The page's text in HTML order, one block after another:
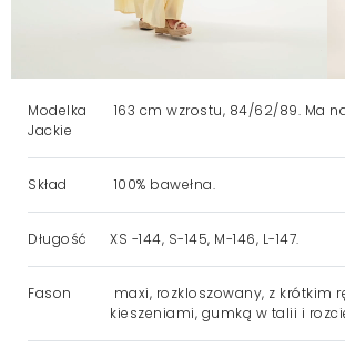
Modelka
Jackie
163 cm wzrostu, 84/62/89. Ma
Skład 100% bawełna.
Długość XS -144, S-145, M-146, L-147.
Fason
maxi, rozkloszowany, z krótkim
kieszeniami, gumką w talii i